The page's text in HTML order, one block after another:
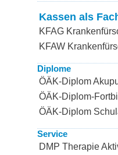
Kassen als
KFAG
KFAW
Diplome
ÖÄK-Diplom
ÖÄK-Diplom-
ÖÄK-Diplom
Service
DMP Therapie